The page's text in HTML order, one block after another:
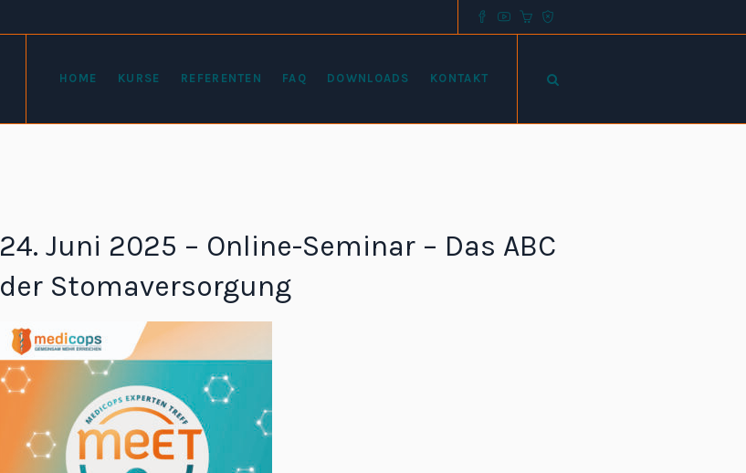
HOME KURSE REFERENTEN FAQ DOWNLOADS KONTAKT
24. Juni 2025 – Online-Seminar – Das ABC
der Stomaversorgung